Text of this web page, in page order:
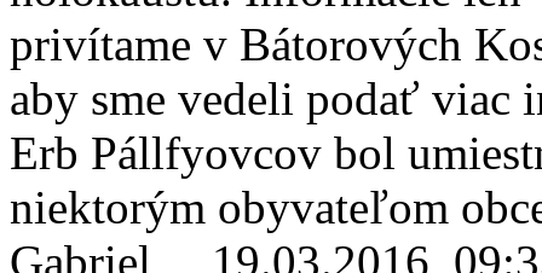
privítame v Bátorových
aby sme vedeli podať viac
Erb Pállfyovcov bol
niektorým obyvateľom
Gabriel 19.03.2016